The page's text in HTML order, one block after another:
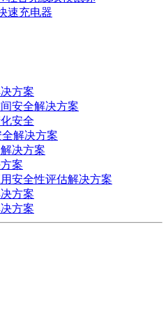
速充电器
方案
安全解决方案
安全
解决方案
决方案
案
安全性评估解决方案
方案
方案